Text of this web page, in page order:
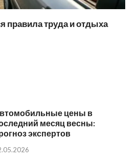
правила труда и отдыха
цены в
месяц весны:
экспертов